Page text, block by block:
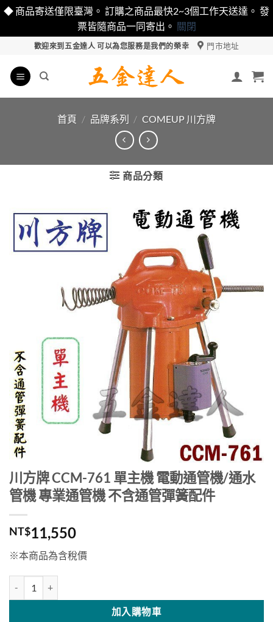
◆ 商品寄送僅限臺灣。 訂購之商品最快2~3個工作天送達。 發
票皆隨商品一同寄出。 關閉
content
歡迎來到五金達人 可以為您服務是我們的榮幸 門市地址
首頁 / 品牌系列 / COMEUP 川方牌
商品分類
川方牌 CCM-761 單主機 電動通管機/通水
管機 專業通管機 不含通管彈簧配件
NT$11,550
※本商品為含稅價
加入購物車